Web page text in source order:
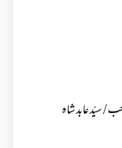
/ سیّد عابد شاہ